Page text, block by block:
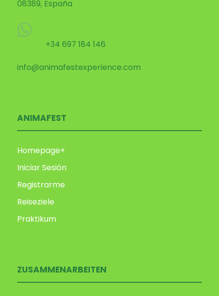
08389, España
+34 697 184 146
info@animafestexperience.com
ANIMAFEST
Homepage+
Iniciar Sesión
Registrarme
Reiseziele
Praktikum
ZUSAMMENARBEITEN